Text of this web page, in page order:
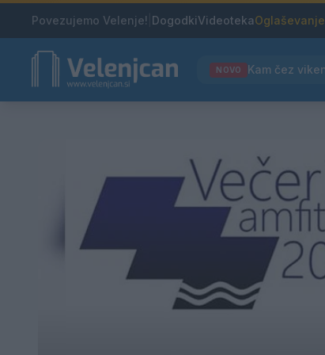
Povezujemo Velenje! DogodkiVideotekaOglaševanje
NOVO